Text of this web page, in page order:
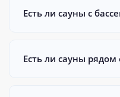
Есть ли сауны с
Есть ли сауны